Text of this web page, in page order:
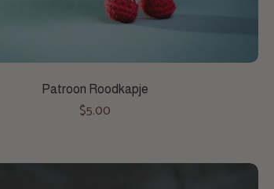
Toevoegen aan winkelwagen
Patroon Roodkapje
$5.00